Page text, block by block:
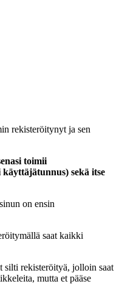
rekisteröitynyt ja sen
toimii
käyttäjätunnus) sekä itse
on ensin
saat kaikki
silti rekisteröityä, jolloin saat
mutta et pääse